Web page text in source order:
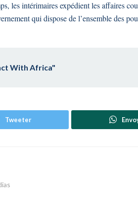
les intérimaires expédient les affaires
qui dispose de l’ensemble des
With Africa"
Tweeter